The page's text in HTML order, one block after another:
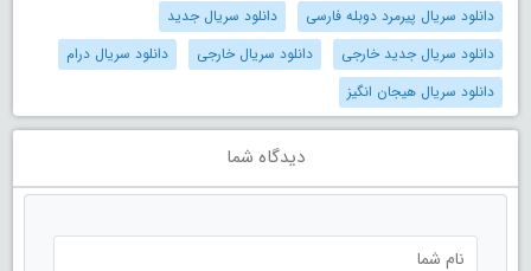
دانلود سریال پیرمرد دوبله فارسی
دانلود سریال جدید
دانلود سریال جدید خارجی
دانلود سریال خارجی
دانلود سریال درام
دانلود سریال هیجان انگیز
دیدگاه شما